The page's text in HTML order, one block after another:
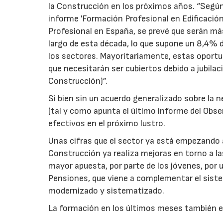
la Construcción en los próximos años.
informe 'Formación Profesional en
Profesional en España, se prevé que serán
largo de esta década, lo que supone un
los sectores. Mayoritariamente, estas
que necesitarán ser cubiertos debido a
Construcción)”.
Si bien sin un acuerdo generalizado sobre la
(tal y como apunta el último informe del
efectivos en el próximo lustro.
Unas cifras que el sector ya está
Construcción ya realiza mejoras en torno a
mayor apuesta, por parte de los jóvenes, por
Pensiones, que viene a complementar el
modernizado y sistematizado.
La formación en los últimos meses también